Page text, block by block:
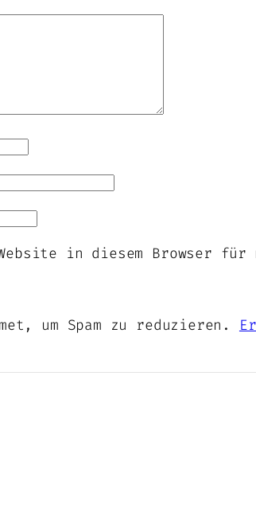
in diesem Browser für
um Spam zu reduzieren.